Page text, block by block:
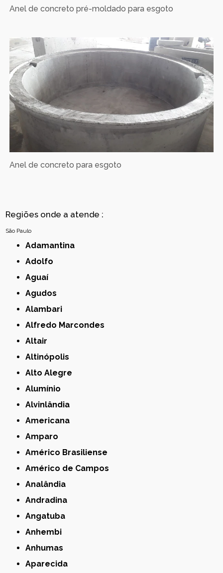
Anel de concreto pré-moldado para esgoto
Anel de concreto para esgoto
Regiões onde a atende :
São Paulo
Adamantina
Adolfo
Aguaí
Agudos
Alambari
Alfredo Marcondes
Altair
Altinópolis
Alto Alegre
Alumínio
Alvinlândia
Americana
Amparo
Américo Brasiliense
Américo de Campos
Analândia
Andradina
Angatuba
Anhembi
Anhumas
Aparecida